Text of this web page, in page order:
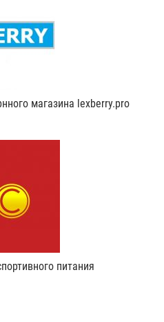
магазина lexberry.pro
питания